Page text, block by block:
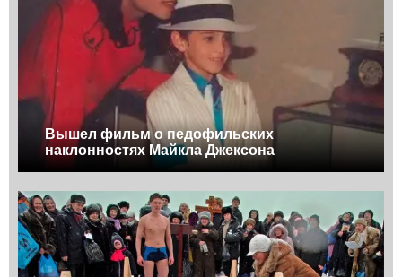
Вышел фильм о педофильских
наклонностях Майкла Джексона